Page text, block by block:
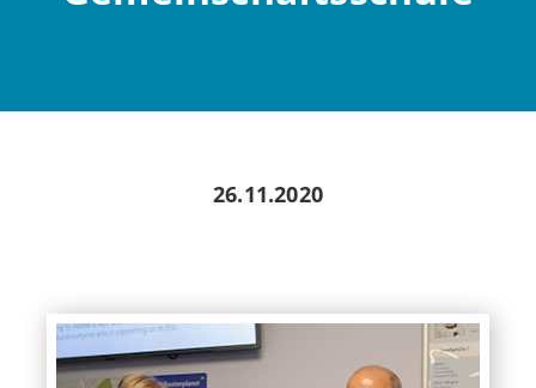
26.11.2020